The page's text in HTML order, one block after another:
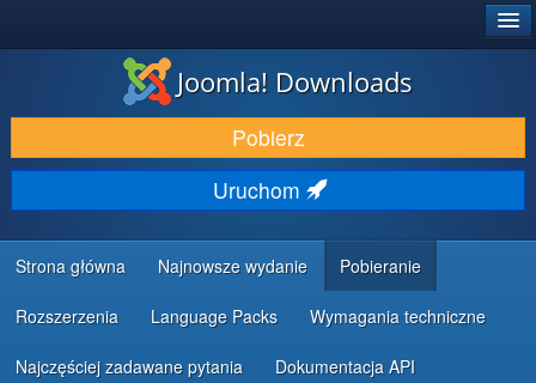
DODATKI I ROZSZERZENIA
ODKRYJ & POZNAJ
SPOŁECZNOŚĆ & WSPARCIE
ZASOBY DLA PROGRAMISTÓW
Joomla! Downloads
Pobierz
Uruchom
Strona główna Najnowsze wydanie Pobieranie
Rozszerzenia Language Packs Wymagania techniczne
Najczęściej zadawane pytania Dokumentacja API